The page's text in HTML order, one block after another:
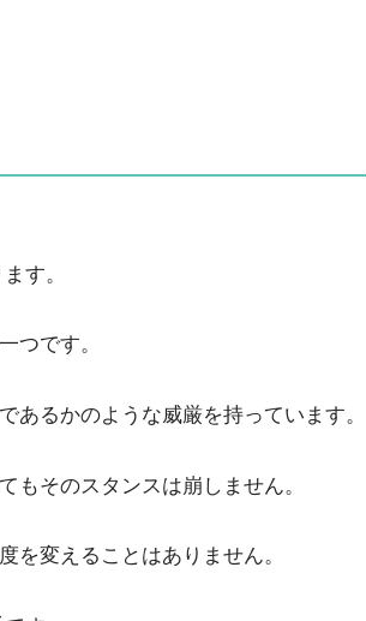
す。
つです。
あるかのような威厳を持っています。
もそのスタンスは崩しません。
を変えることはありません。